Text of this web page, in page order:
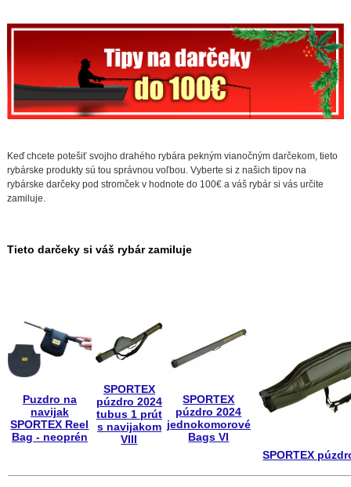
Keď chcete potešiť svojho drahého rybára pekným vianočným darčekom, tieto
rybárske produkty sú tou správnou voľbou. Vyberte si z našich tipov na
rybárske darčeky pod stromček v hodnote do 100€ a váš rybár si vás určite
zamiluje.
Tieto darčeky si váš rybár zamiluje
Puzdro na
navijak
SPORTEX Reel
Bag - neoprén
SPORTEX
púzdro 2024
tubus 1 prút
s navijakom
VIII
SPORTEX
púzdro 2024
jednokomorové
Bags VI
SPORTEX